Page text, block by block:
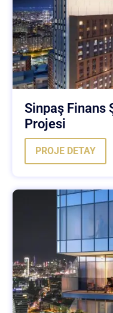
Sinpaş Finans
Projesi
PROJE DETAY